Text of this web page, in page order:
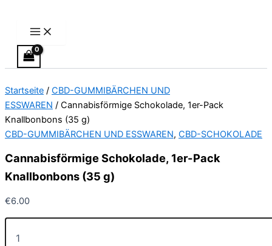
springen
Startseite / CBD-GUMMIBÄRCHEN UND
ESSWAREN / Cannabisförmige Schokolade, 1er-Pack
Knallbonbons (35 g)
CBD-GUMMIBÄRCHEN UND ESSWAREN, CBD-SCHOKOLADE
Cannabisförmige Schokolade, 1er-Pack
Knallbonbons (35 g)
€6.00
Knallbonbons
(35
Menge